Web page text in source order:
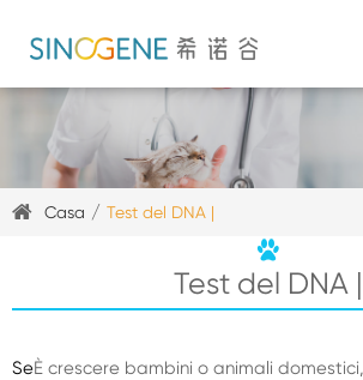
Casa Test del DNA |
Test del DNA |
SeÈ crescere bambini o animali